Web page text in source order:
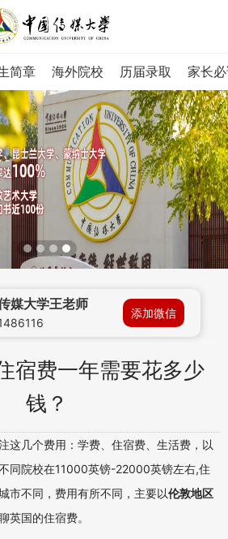
简章 海外院校 历届录取 家长
媒大学王老师
添加微信
宿费一年需要花多少
钱？
这几个费用：学费、住宿费、生活费，以
同院校在11000英镑-22000英镑左右,住
市不同，费用有所不同，主要以伦敦地区
英国的住宿费。